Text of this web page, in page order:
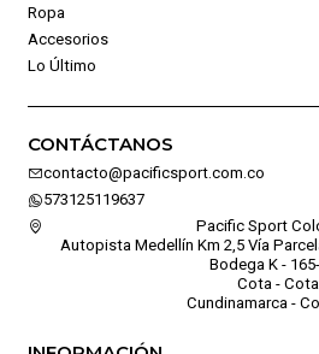
Ropa
Accesorios
Lo Último
CONTÁCTANOS
contacto@pacificsport.com.co
573125119637
Pacific Sport
Autopista Medellín Km 2,5 Vía
Bodega K -
Cota - Cota
Cundinamarca -